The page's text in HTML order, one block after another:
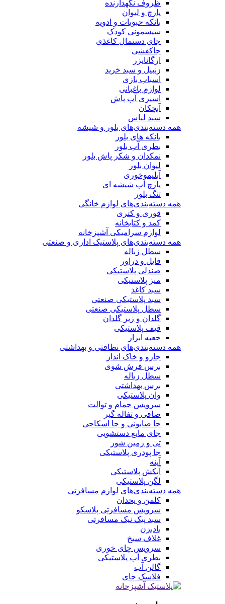
ظروف نگهدارنده
پارچ و لیوان
بانکه حبوبات و ادویه
سیسمونی کودک
جای دستمال کاغذی
جاکفشی
ارگانایزر
زنبیل و سبد خرید
اسباب بازی
لوازم باغبانی
اسپری آب پاش
آبچکان
سبد لباس
همه دسته‌بندی‌های بلور و شیشه
بانکه های بلور
بطری آب بلور
نمکدان و شکر پاش بلور
لیوان بلور
آبلیموخوری
پارچ آب شیشه ای
تنگ بلور
همه دسته‌بندی‌های لوازم خانگی
قوری و کتری
کمد و کتابخانه
لوازم سرامیکی آشپزخانه
همه دسته‌بندی‌های پلاستیک اداری و صنعتی
سطل زباله
فایل و دراور
صندلی پلاستیکی
میز پلاستیکی
سبد کاغذ
سبد پلاستیکی صنعتی
سطل پلاستیکی صنعتی
گلدان و زیر گلدان
قیف پلاستیکی
جعبه ابزار
همه دسته‌بندی‌های نظافتی و بهداشتی
جارو و خاک انداز
برس فرش شوی
سطل زباله
برس بهداشتی
وان پلاستیکی
سرویس حمام و توالت
صافی و تفاله گیر
جا صابونی و جا اسکاجی
جای مایع دستشویی
تی و زمین شور
جا پودری پلاستیکی
آینه
آبکش پلاستیکی
لگن پلاستیکی
همه دسته‌بندی‌های لوازم مسافرتی
کلمن و یخدان
سرویس مسافرتی پلاسکو
سبد پیک نیک مسافرتی
بادبزن
غلاف سیخ
سرویس چای خوری
بطری آب پلاستیکی
گالن آب
فلاسک چای